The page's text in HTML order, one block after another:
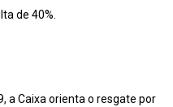
de 40%.
a Caixa orienta o resgate por